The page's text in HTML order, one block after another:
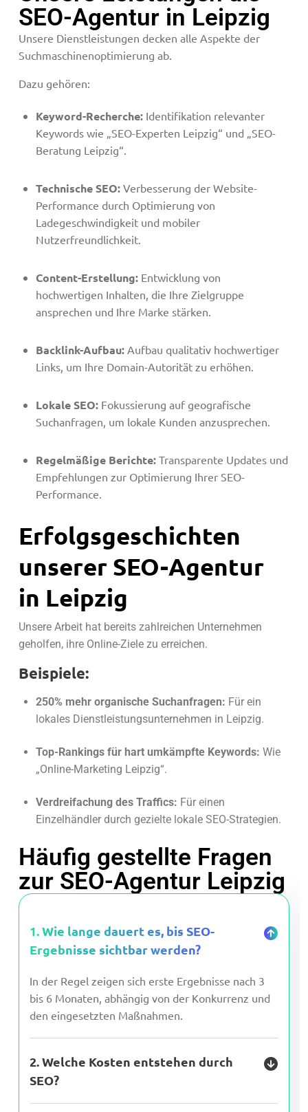
SEO-Agentur in Leipzig
Unsere Dienstleistungen decken alle Aspekte der
Suchmaschinenoptimierung ab.
Dazu gehören:
Keyword-Recherche: Identifikation relevanter
Keywords wie „SEO-Experten Leipzig“ und „SEO-
Beratung Leipzig“.
Technische SEO: Verbesserung der Website-
Performance durch Optimierung von
Ladegeschwindigkeit und mobiler
Nutzerfreundlichkeit.
Content-Erstellung: Entwicklung von
hochwertigen Inhalten, die Ihre Zielgruppe
ansprechen und Ihre Marke stärken.
Backlink-Aufbau: Aufbau qualitativ hochwertiger
Links, um Ihre Domain-Autorität zu erhöhen.
Lokale SEO: Fokussierung auf geografische
Suchanfragen, um lokale Kunden anzusprechen.
Regelmäßige Berichte: Transparente Updates und
Empfehlungen zur Optimierung Ihrer SEO-
Performance.
Erfolgsgeschichten
unserer SEO-Agentur
in Leipzig
Unsere Arbeit hat bereits zahlreichen Unternehmen
geholfen, ihre Online-Ziele zu erreichen.
Beispiele:
250% mehr organische Suchanfragen: Für ein
lokales Dienstleistungsunternehmen in Leipzig.
Top-Rankings für hart umkämpfte Keywords: Wie
„Online-Marketing Leipzig“.
Verdreifachung des Traffics: Für einen
Einzelhändler durch gezielte lokale SEO-Strategien.
Häufig gestellte Fragen
zur SEO-Agentur Leipzig
1. Wie lange dauert es, bis SEO-
Ergebnisse sichtbar werden?
In der Regel zeigen sich erste Ergebnisse nach 3
bis 6 Monaten, abhängig von der Konkurrenz und
den eingesetzten Maßnahmen.
2. Welche Kosten entstehen durch
SEO?